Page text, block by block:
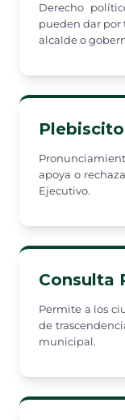
Derecho
pueden dar
alcalde o
Plebiscito
apoya o
Ejecutivo.
Consulta
Permite a los
de
municipal.